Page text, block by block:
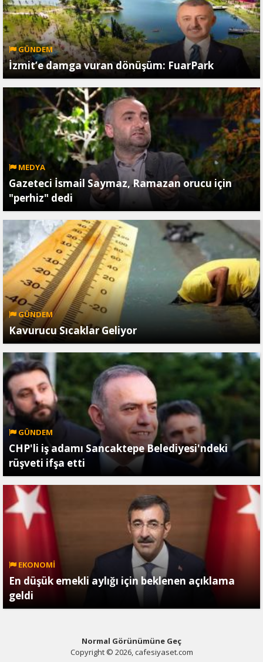
GÜNDEM
İzmit’e damga vuran dönüşüm: FuarPark
MEDYA
Gazeteci İsmail Saymaz, Ramazan orucu için
"perhiz" dedi
GÜNDEM
Kavurucu Sıcaklar Geliyor
GÜNDEM
CHP'li iş adamı Sancaktepe Belediyesi'ndeki
rüşveti ifşa etti
EKONOMİ
En düşük emekli aylığı için beklenen açıklama
geldi
Normal Görünümüne Geç
Copyright © 2026, cafesiyaset.com